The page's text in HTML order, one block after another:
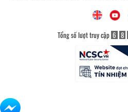
Tổng số lượt truy cập 6 8